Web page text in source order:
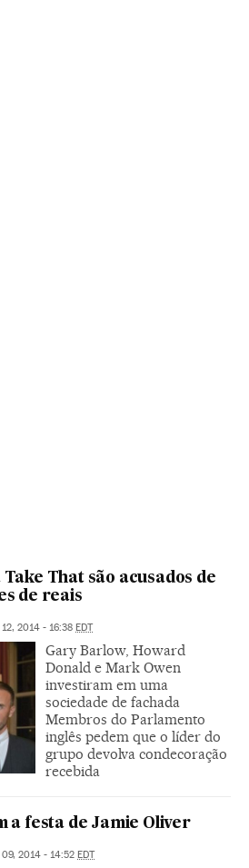
That são acusados de
de reais
12, 2014 - 16:38 EDT
Gary Barlow, Howard
Donald e Mark Owen
investiram em uma
sociedade de fachada
Membros do Parlamento
inglês pedem que o líder do
grupo devolva condecoração
recebida
a festa de Jamie Oliver
09, 2014 - 14:52 EDT